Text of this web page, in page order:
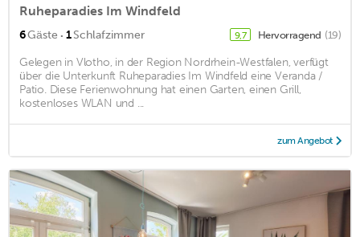
Ruheparadies Im Windfeld
6Gäste · 1Schlafzimmer 9,7 Hervorragend (19)
Gelegen in Vlotho, in der Region Nordrhein-Westfalen, verfügt
über die Unterkunft Ruheparadies Im Windfeld eine Veranda /
Patio. Diese Ferienwohnung hat einen Garten, einen Grill,
kostenloses WLAN und ...
zum Angebot